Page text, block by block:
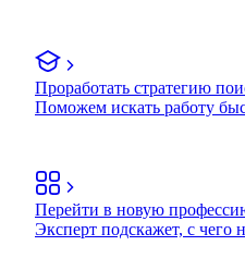
Проработать стратегию
Поможем искать работу
Перейти в новую
Эксперт подскажет, с чего